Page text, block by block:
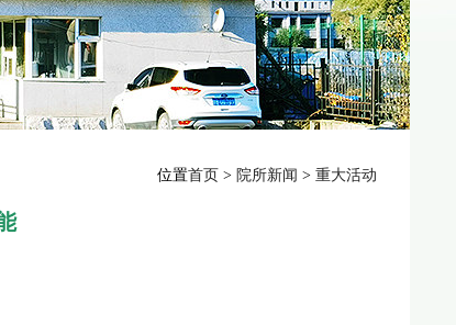
位置首页 > 院所新闻 > 重大活动